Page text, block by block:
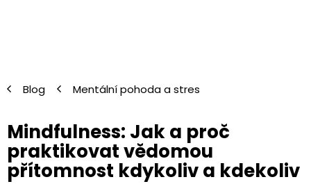
Blog Mentální pohoda a stres
Mindfulness: Jak a proč
praktikovat vědomou
přítomnost kdykoliv a kdekoliv